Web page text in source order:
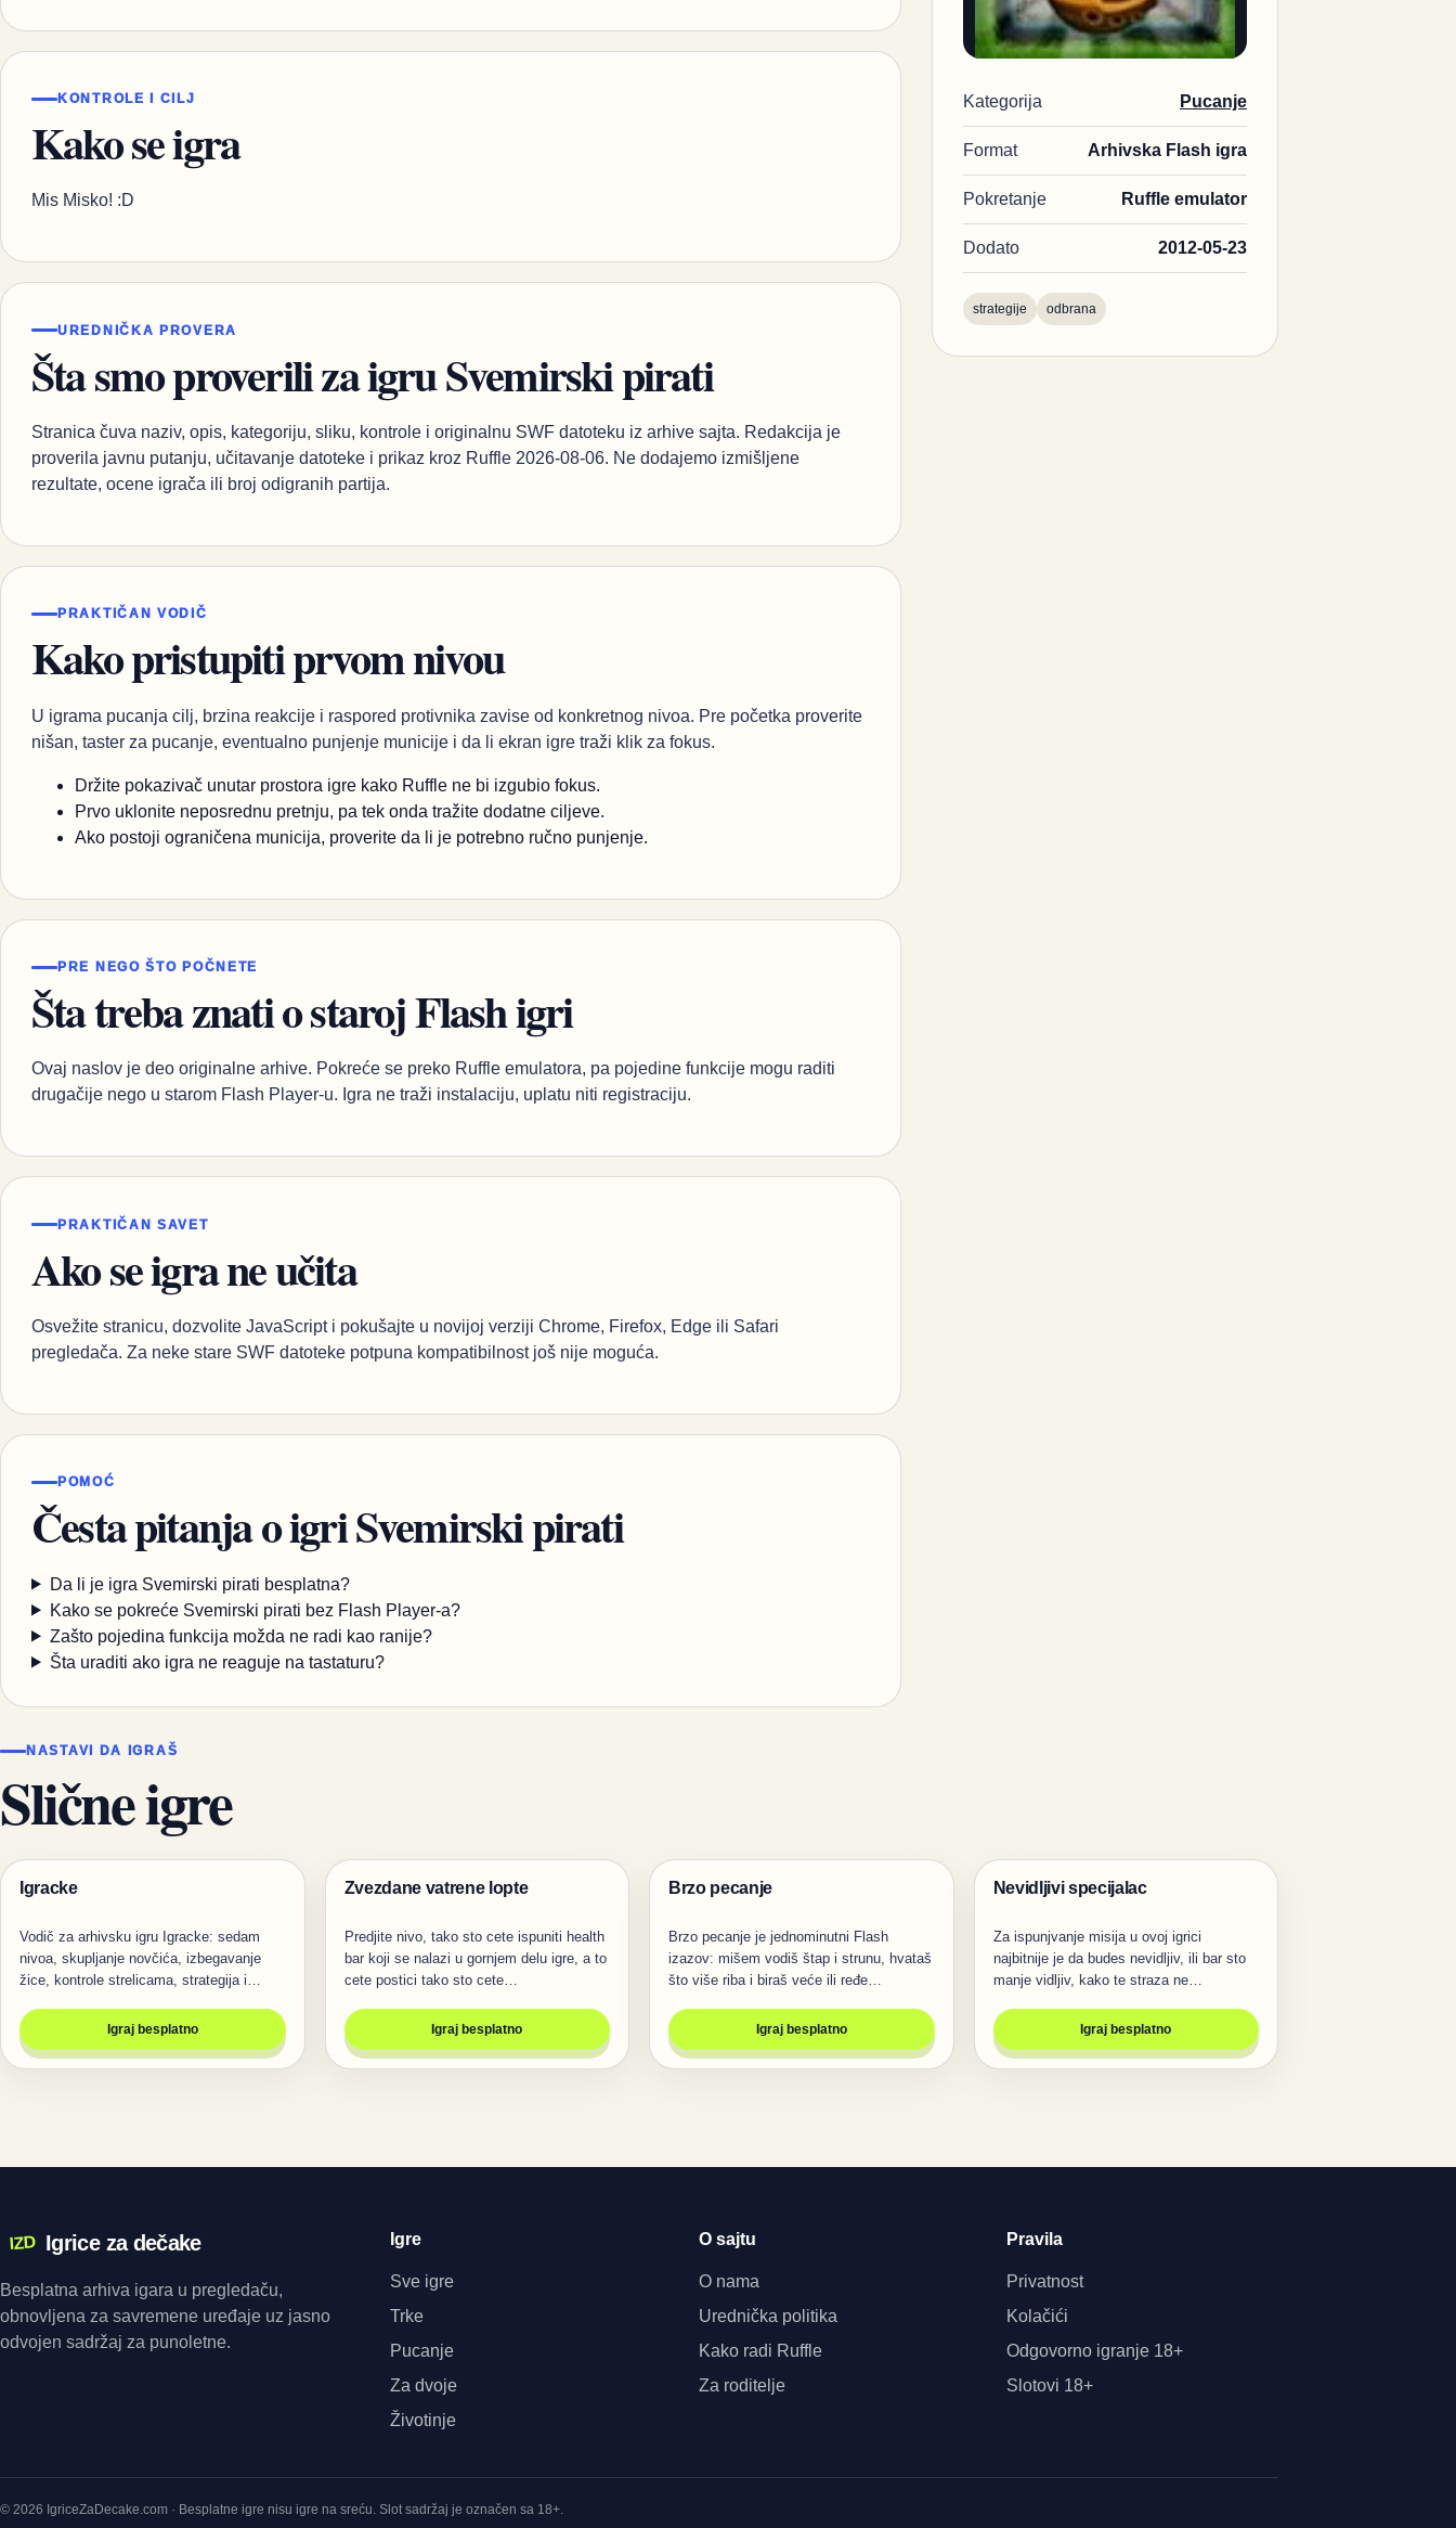
KONTROLE I CILJ
Kako se igra
Mis Misko! :D
UREDNIČKA PROVERA
Šta smo proverili za igru Svemirski pirati
Stranica čuva naziv, opis, kategoriju, sliku, kontrole i originalnu SWF datoteku iz arhive sajta. Redakcija je
proverila javnu putanju, učitavanje datoteke i prikaz kroz Ruffle 2026-08-06. Ne dodajemo izmišljene
rezultate, ocene igrača ili broj odigranih partija.
PRAKTIČAN VODIČ
Kako pristupiti prvom nivou
U igrama pucanja cilj, brzina reakcije i raspored protivnika zavise od konkretnog nivoa. Pre početka proverite
nišan, taster za pucanje, eventualno punjenje municije i da li ekran igre traži klik za fokus.
Držite pokazivač unutar prostora igre kako Ruffle ne bi izgubio fokus.
Prvo uklonite neposrednu pretnju, pa tek onda tražite dodatne ciljeve.
Ako postoji ograničena municija, proverite da li je potrebno ručno punjenje.
PRE NEGO ŠTO POČNETE
Šta treba znati o staroj Flash igri
Ovaj naslov je deo originalne arhive. Pokreće se preko Ruffle emulatora, pa pojedine funkcije mogu raditi
drugačije nego u starom Flash Player-u. Igra ne traži instalaciju, uplatu niti registraciju.
PRAKTIČAN SAVET
Ako se igra ne učita
Osvežite stranicu, dozvolite JavaScript i pokušajte u novijoj verziji Chrome, Firefox, Edge ili Safari
pregledača. Za neke stare SWF datoteke potpuna kompatibilnost još nije moguća.
POMOĆ
Česta pitanja o igri Svemirski pirati
Da li je igra Svemirski pirati besplatna?
Kako se pokreće Svemirski pirati bez Flash Player-a?
Zašto pojedina funkcija možda ne radi kao ranije?
Šta uraditi ako igra ne reaguje na tastaturu?
Kategorija Pucanje
Format Arhivska Flash igra
Pokretanje Ruffle emulator
Dodato 2012-05-23
strategije odbrana
NASTAVI DA IGRAŠ
Slične igre
Igre
Igracke
Vodič za arhivsku igru Igracke: sedam
nivoa, skupljanje novčića, izbegavanje
žice, kontrole strelicama, strategija i…
Igraj besplatno
Igre
Zvezdane vatrene lopte
Predjite nivo, tako sto cete ispuniti health
bar koji se nalazi u gornjem delu igre, a to
cete postici tako sto cete…
Igraj besplatno
Igre
Brzo pecanje
Brzo pecanje je jednominutni Flash
izazov: mišem vodiš štap i strunu, hvataš
što više riba i biraš veće ili ređe…
Igraj besplatno
Igre
Nevidljivi specijalac
Za ispunjvanje misija u ovoj igrici
najbitnije je da budes nevidljiv, ili bar sto
manje vidljiv, kako te straza ne…
Igraj besplatno
IZD Igrice za dečake
Besplatna arhiva igara u pregledaču,
obnovljena za savremene uređaje uz jasno
odvojen sadržaj za punoletne.
Igre
Sve igre
Trke
Pucanje
Za dvoje
Životinje
O sajtu
O nama
Urednička politika
Kako radi Ruffle
Za roditelje
Pravila
Privatnost
Kolačići
Odgovorno igranje 18+
Slotovi 18+
© 2026 IgriceZaDecake.com · Besplatne igre nisu igre na sreću. Slot sadržaj je označen sa 18+.